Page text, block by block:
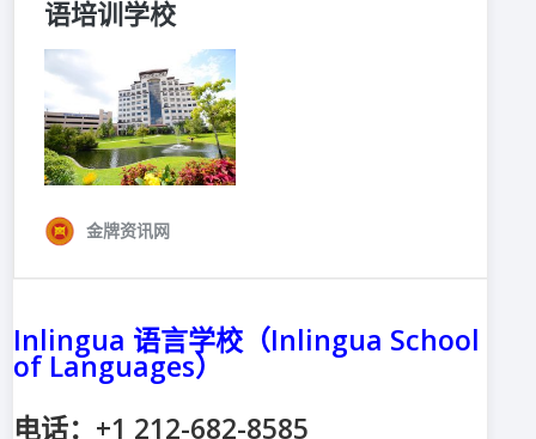
Inlingua 语言学校（Inlingua School
of Languages）
电话：+1 212-682-8585